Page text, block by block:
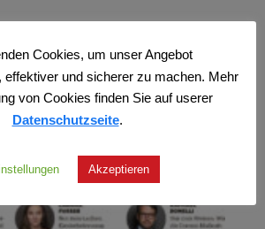
Cookies, um unser Angebot
effektiver und sicherer zu machen. Mehr
von Cookies finden Sie auf userer
Datenschutzseite.
Akzeptieren